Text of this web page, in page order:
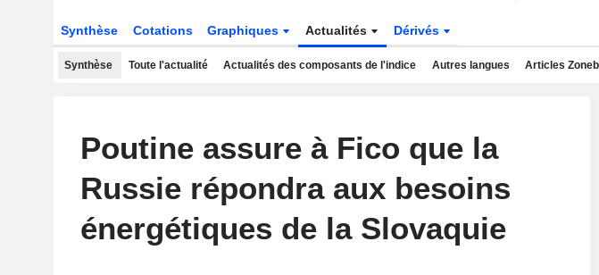
Synthèse Cotations Graphiques Actualités Dérivés
Synthèse Toute l'actualité Actualités des composants de l'indice Autres langues Articles
Poutine assure à Fico que la
Russie répondra aux besoins
énergétiques de la Slovaquie